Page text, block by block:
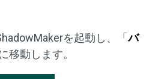
を起動し、「バ
移動します。